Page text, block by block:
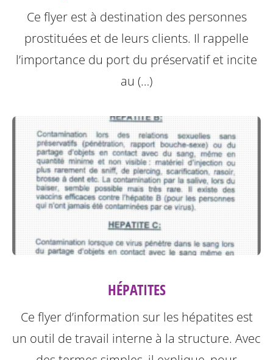
Ce flyer est à destination des personnes
prostituées et de leurs clients. Il rappelle
l’importance du port du préservatif et incite
au (…)
HÉPATITES
Ce flyer d’information sur les hépatites est
un outil de travail interne à la structure. Avec